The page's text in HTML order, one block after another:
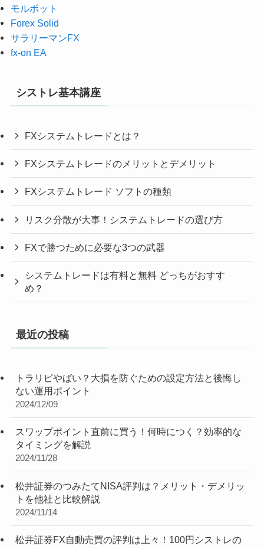
モルボット
Forex Solid
サラリーマンFX
fx-on EA
シストレ基本講座
FXシステムトレードとは？
FXシステムトレードのメリットとデメリット
FXシステムトレード ソフトの種類
リスク分散が大事！システムトレードの選び方
FXで勝つために必要な3つの武器
システムトレードは有料と無料 どっちがおすす
め？
最近の投稿
トラリピやばい？大損を防ぐための設定方法と後悔し
ない運用ポイント
2024/12/09
スワップポイント直前に買う！何時につく？効率的な
タイミングを解説
2024/11/28
松井証券のつみたてNISA評判は？メリット・デメリッ
トを他社と比較解説
2024/11/14
松井証券FX自動売買の評判は上々！100円シストレの